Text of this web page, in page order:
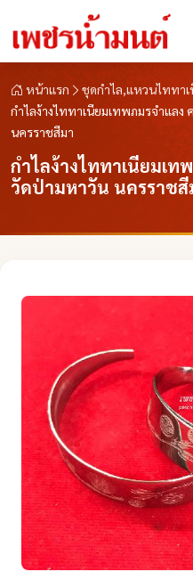
หน้าแรก
ชุดกำไล,แหวนไททา
กำไลง้างไททาเนียมเทพภมรจำแล
นครราชสีมา
กำไลง้างไททาเนียมเ
วัดป่ามหาวัน นครราชสี